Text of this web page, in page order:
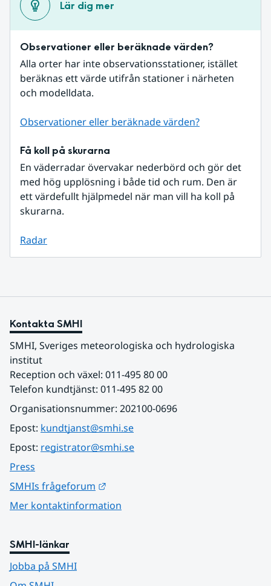
Lär dig mer
Observationer eller beräknade värden?
Alla orter har inte observationsstationer, istället
beräknas ett värde utifrån stationer i närheten
och modelldata.
Observationer eller beräknade värden?
Få koll på skurarna
En väderradar övervakar nederbörd och gör det
med hög upplösning i både tid och rum. Den är
ett värdefullt hjälpmedel när man vill ha koll på
skurarna.
Radar
Kontakta SMHI
SMHI, Sveriges meteorologiska och hydrologiska
institut
Reception och växel: 011-495 80 00
Telefon kundtjänst: 011-495 82 00
Organisationsnummer: 202100-0696
Epost: kundtjanst@smhi.se
Epost: registrator@smhi.se
Press
SMHIs frågeforum
Mer kontaktinformation
SMHI-länkar
Jobba på SMHI